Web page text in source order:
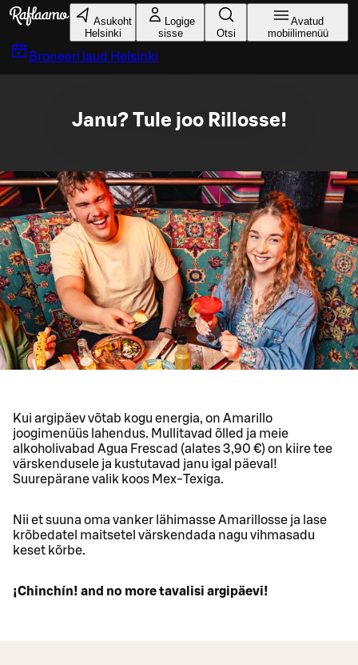
Liigu peamise sisu juurde
Asukoht
Helsinki
Logige
sisse
Otsi
Avatud
mobiilimenüü
Broneeri laud Helsinki
Janu? Tule joo Rillosse!
Kui argipäev võtab kogu energia, on Amarillo
joogimenüüs lahendus. Mullitavad õlled ja meie
alkoholivabad Agua Frescad (alates 3,90 €) on kiire tee
värskendusele ja kustutavad janu igal päeval!
Suurepärane valik koos Mex-Texiga.
Nii et suuna oma vanker lähimasse Amarillosse ja lase
krõbedatel maitsetel värskendada nagu vihmasadu
keset kõrbe.
¡Chinchín! and no more tavalisi argipäevi!